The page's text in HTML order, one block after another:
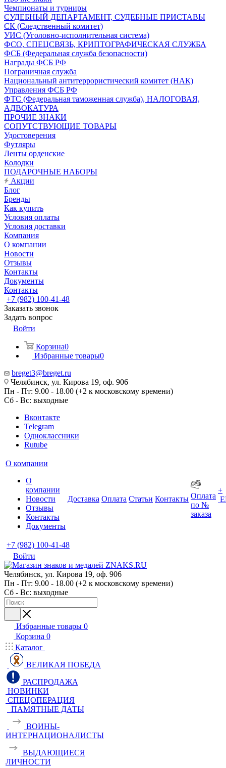
Чемпионаты и турниры
СУДЕБНЫЙ ДЕПАРТАМЕНТ, СУДЕБНЫЕ ПРИСТАВЫ
СК (Следственный комитет)
УИС (Уголовно-исполнительная система)
ФСО, СПЕЦСВЯЗЬ, КРИПТОГРАФИЧЕСКАЯ СЛУЖБА
ФСБ (Федеральная служба безопасности)
Награды ФСБ РФ
Пограничная служба
Национальный антитеррористический комитет (НАК)
Управления ФСБ РФ
ФТС (Федеральная таможенная служба), НАЛОГОВАЯ,
АДВОКАТУРА
ПРОЧИЕ ЗНАКИ
СОПУТСТВУЮЩИЕ ТОВАРЫ
Удостоверения
Футляры
Ленты орденские
Колодки
ПОДАРОЧНЫЕ НАБОРЫ
Акции
Блог
Бренды
Как купить
Условия оплаты
Условия доставки
Компания
О компании
Новости
Отзывы
Контакты
Документы
Контакты
+7 (982) 100-41-48
Заказать звонок
Задать вопрос
Войти
Корзина0
Избранные товары0
breget3@breget.ru
Челябинск, ул. Кирова 19, оф. 906
Пн - Пт: 9.00 - 18.00 (+2 к московскому времени)
Сб - Вс: выходные
Вконтакте
Telegram
Одноклассники
Rutube
О компании
О
компании
Новости
Отзывы
Контакты
Документы
Доставка Оплата Статьи Контакты Оплата
по №
заказа
+
+7 (982) 100-41-48
Войти
Челябинск, ул. Кирова 19, оф. 906
Пн - Пт: 9.00 - 18.00 (+2 к московскому времени)
Сб - Вс: выходные
Избранные товары 0
Корзина 0
Каталог
ВЕЛИКАЯ ПОБЕДА
РАСПРОДАЖА
НОВИНКИ
СПЕЦОПЕРАЦИЯ
ПАМЯТНЫЕ ДАТЫ
ВОИНЫ-
ИНТЕРНАЦИОНАЛИСТЫ
ВЫДАЮЩИЕСЯ
ЛИЧНОСТИ